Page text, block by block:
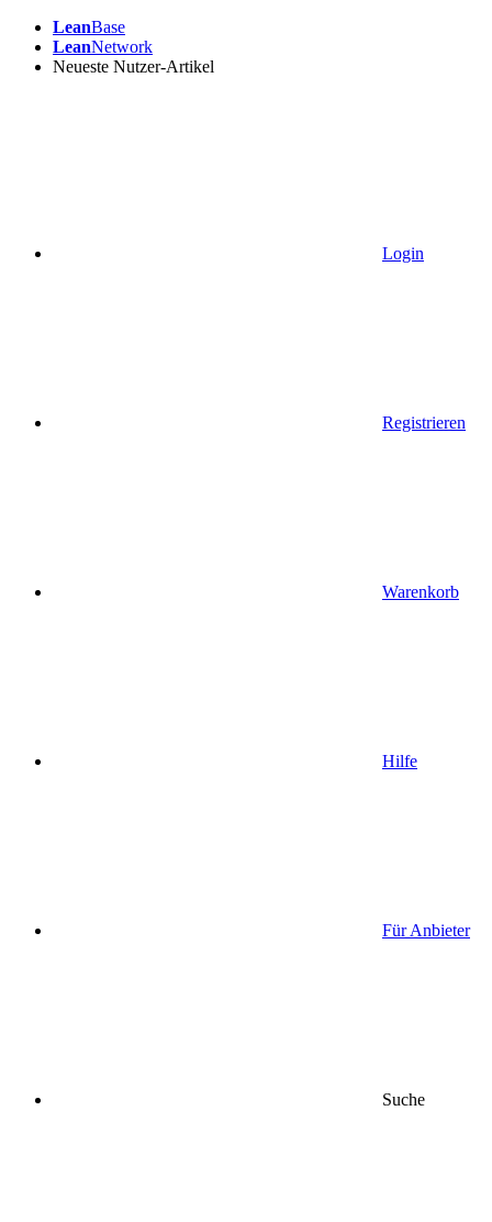
LeanBase
LeanNetwork
Neueste Nutzer-Artikel
Login
Registrieren
Warenkorb
Hilfe
Für Anbieter
Suche